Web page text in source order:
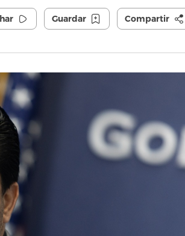
Guardar Compartir